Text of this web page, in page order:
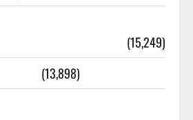
(15,249)
(13,898)